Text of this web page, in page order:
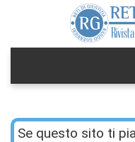
Se questo sito ti